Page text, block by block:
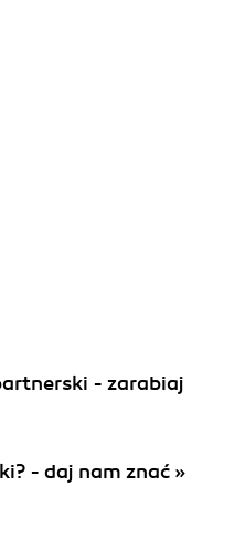
- zarabiaj
- daj nam znać »